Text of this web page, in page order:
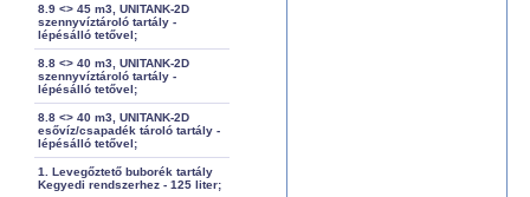
8.9 <> 45 m3, UNITANK-2D
szennyvíztároló tartály -
lépésálló tetővel;
8.8 <> 40 m3, UNITANK-2D
szennyvíztároló tartály -
lépésálló tetővel;
8.8 <> 40 m3, UNITANK-2D
esővíz/csapadék tároló tartály -
lépésálló tetővel;
1. Levegőztető buborék tartály
Kegyedi rendszerhez - 125 liter;